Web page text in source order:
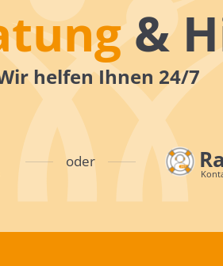
&
helfen Ihnen 24/7
oder